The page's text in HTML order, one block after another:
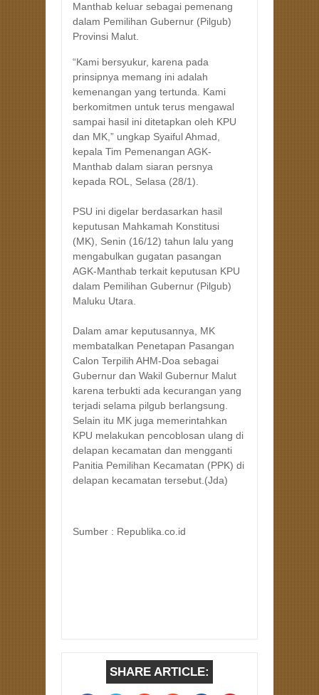
Manthab keluar sebagai pemenang
dalam Pemilihan Gubernur (Pilgub)
Provinsi Malut.
“Kami bersyukur, karena pada
prinsipnya memang ini adalah
kemenangan yang tertunda. Kami
berkomitmen untuk terus mengawal
sampai hasil ini ditetapkan oleh KPU
dan MK,” ungkap Syaiful Ahmad,
kepala Tim Pemenangan AGK-
Manthab dalam siaran persnya
kepada ROL, Selasa (28/1).
PSU ini digelar berdasarkan hasil
keputusan Mahkamah Konstitusi
(MK), Senin (16/12) tahun lalu yang
mengabulkan gugatan pasangan
AGK-Manthab terkait keputusan KPU
dalam Pemilihan Gubernur (Pilgub)
Maluku Utara.
Dalam amar keputusannya, MK
membatalkan Penetapan Pasangan
Calon Terpilih AHM-Doa sebagai
Gubernur dan Wakil Gubernur Malut
karena terbukti ada kecurangan yang
terjadi selama pilgub berlangsung.
Selain itu MK juga memerintahkan
KPU melakukan pencoblosan ulang di
delapan kecamatan dan mengganti
Panitia Pemilihan Kecamatan (PPK) di
delapan kecamatan tersebut.(Jda)
Sumber : Republika.co.id
SHARE ARTICLE: